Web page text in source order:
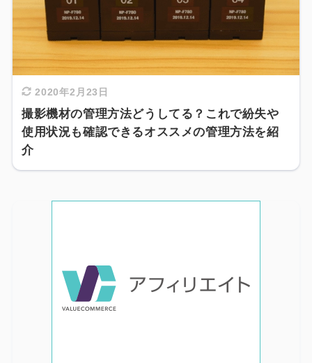
2020年2月23日
撮影機材の管理方法どうしてる？これで紛失や
使用状況も確認できるオススメの管理方法を紹
介